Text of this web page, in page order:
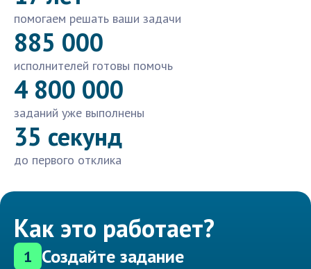
помогаем решать ваши задачи
885 000
исполнителей готовы помочь
4 800 000
заданий уже выполнены
35 секунд
до первого отклика
Как это работает?
1 Создайте задание